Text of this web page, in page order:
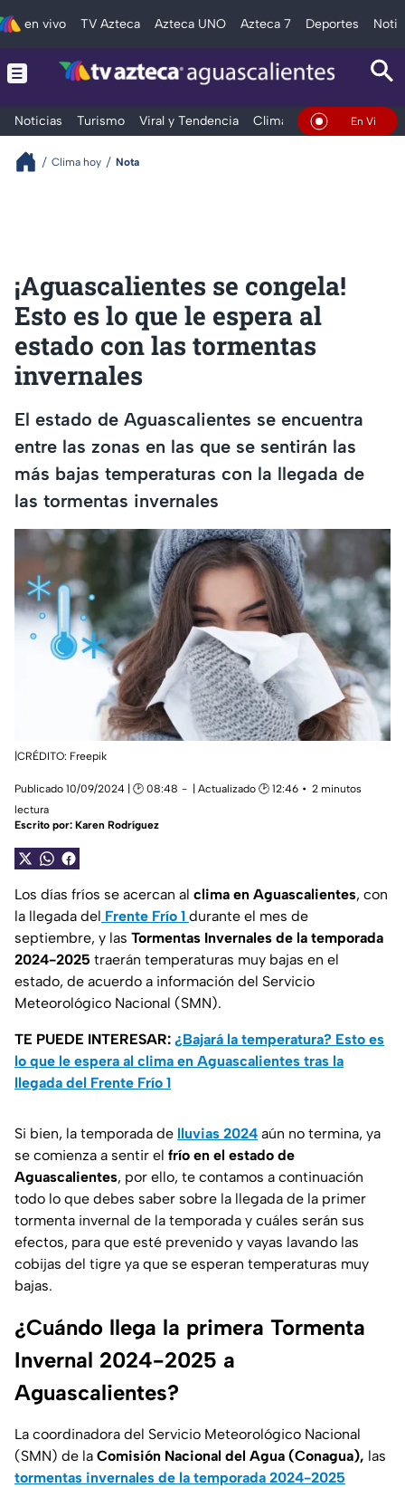
en vivo TV Azteca Azteca UNO Azteca 7 Deportes
Noticias Turismo Viral y Tendencia Clima DeportesEn Vivo
Clima hoy Nota
¡Aguascalientes se congela!
Esto es lo que le espera al
estado con las tormentas
invernales
El estado de Aguascalientes se encuentra
entre las zonas en las que se sentirán las
más bajas temperaturas con la llegada de
las tormentas invernales
|CRÉDITO: Freepik
Publicado 10/09/2024 | 🕑 08:48 | Actualizado 🕑 12:46
2 minutos
lectura
Escrito por: Karen Rodríguez
Los días fríos se acercan al clima en Aguascalientes, con
la llegada del Frente Frío 1 durante el mes de
septiembre, y las Tormentas Invernales de la temporada
2024-2025 traerán temperaturas muy bajas en el
estado, de acuerdo a información del Servicio
Meteorológico Nacional (SMN).
TE PUEDE INTERESAR: ¿Bajará la temperatura? Esto es
lo que le espera al clima en Aguascalientes tras la
llegada del Frente Frío 1
Si bien, la temporada de lluvias 2024 aún no termina, ya
se comienza a sentir el frío en el estado de
Aguascalientes, por ello, te contamos a continuación
todo lo que debes saber sobre la llegada de la primer
tormenta invernal de la temporada y cuáles serán sus
efectos, para que esté prevenido y vayas lavando las
cobijas del tigre ya que se esperan temperaturas muy
bajas.
¿Cuándo llega la primera Tormenta
Invernal 2024-2025 a
Aguascalientes?
La coordinadora del Servicio Meteorológico Nacional
(SMN) de la Comisión Nacional del Agua (Conagua), las
tormentas invernales de la temporada 2024-2025